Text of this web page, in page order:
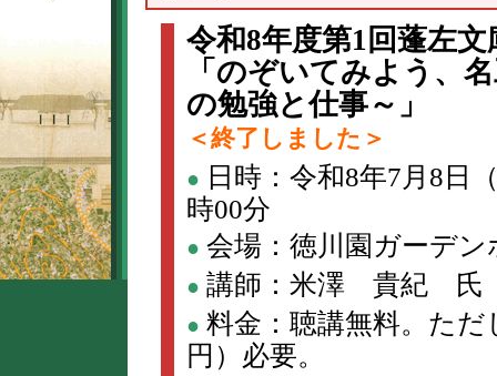
令和8年度第1回蓬左文
「のぞいてみよう、
の勉強と仕事～」
＜終了しました＞
● 日時：令和8年7月8日
時00分
● 会場：徳川園ガーデン
● 講師：米澤 貴紀 氏
● 料金：聴講無料。ただ
円）必要。